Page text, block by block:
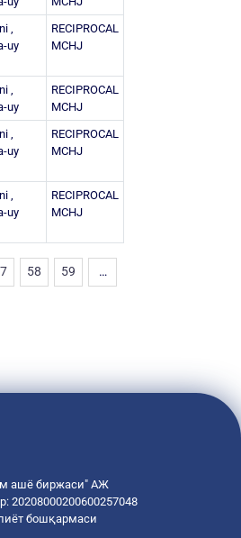
,
uy
RECIPROCAL
MCHJ
,
uy
RECIPROCAL
MCHJ
,
uy
RECIPROCAL
MCHJ
,
uy
RECIPROCAL
MCHJ
58 59 …
ашё биржаси" АЖ
20208000200600257048
бошқармаси